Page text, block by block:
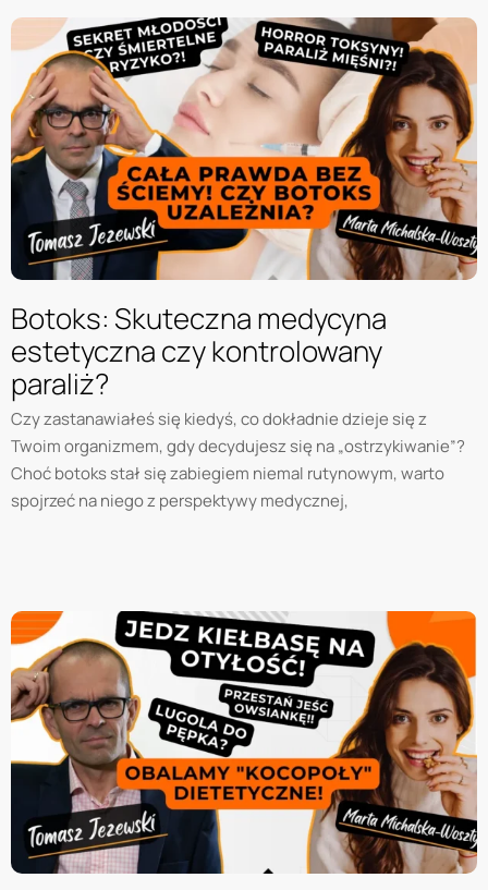
Botoks: Skuteczna medycyna
estetyczna czy kontrolowany
paraliż?
Czy zastanawiałeś się kiedyś, co dokładnie dzieje się z
Twoim organizmem, gdy decydujesz się na „ostrzykiwanie”?
Choć botoks stał się zabiegiem niemal rutynowym, warto
spojrzeć na niego z perspektywy medycznej,